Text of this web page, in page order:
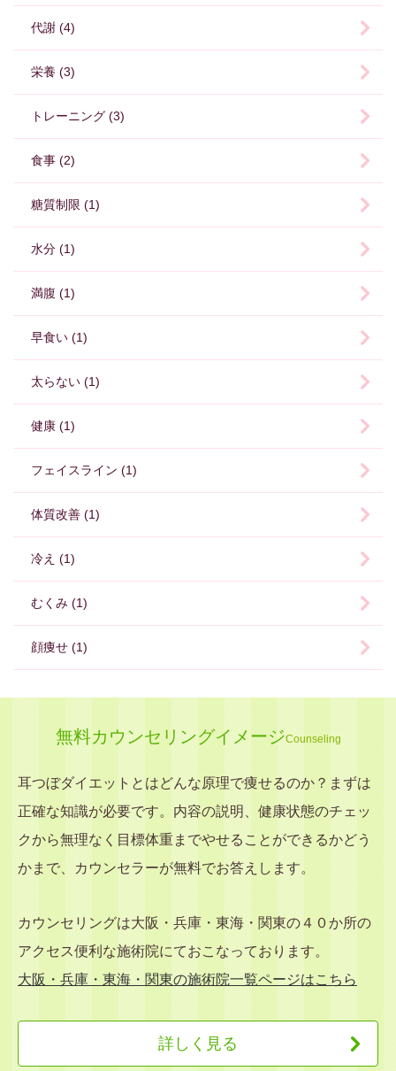
代謝 (4)
栄養 (3)
トレーニング (3)
食事 (2)
糖質制限 (1)
水分 (1)
満腹 (1)
早食い (1)
太らない (1)
健康 (1)
フェイスライン (1)
体質改善 (1)
冷え (1)
むくみ (1)
顔痩せ (1)
無料カウンセリングイメージCounseling
耳つぼダイエットとはどんな原理で痩せるのか？まずは
正確な知識が必要です。内容の説明、健康状態のチェッ
クから無理なく目標体重までやせることができるかどう
かまで、カウンセラーが無料でお答えします。
カウンセリングは大阪・兵庫・東海・関東の４０か所の
アクセス便利な施術院にておこなっております。
大阪・兵庫・東海・関東の施術院一覧ページはこちら
詳しく見る